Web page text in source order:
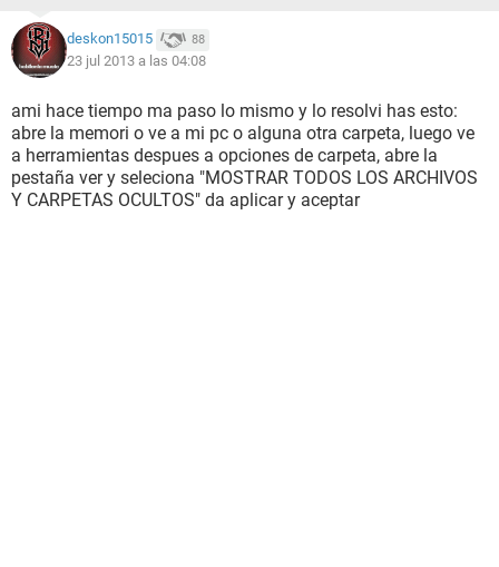
deskon15015 88
23 jul 2013 a las 04:08
ami hace tiempo ma paso lo mismo y lo resolvi has esto:
abre la memori o ve a mi pc o alguna otra carpeta, luego ve
a herramientas despues a opciones de carpeta, abre la
pestaña ver y seleciona "MOSTRAR TODOS LOS ARCHIVOS
Y CARPETAS OCULTOS" da aplicar y aceptar